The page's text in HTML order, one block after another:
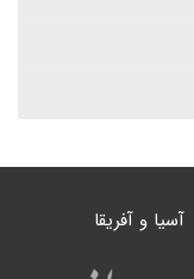
آسیا و آفریقا